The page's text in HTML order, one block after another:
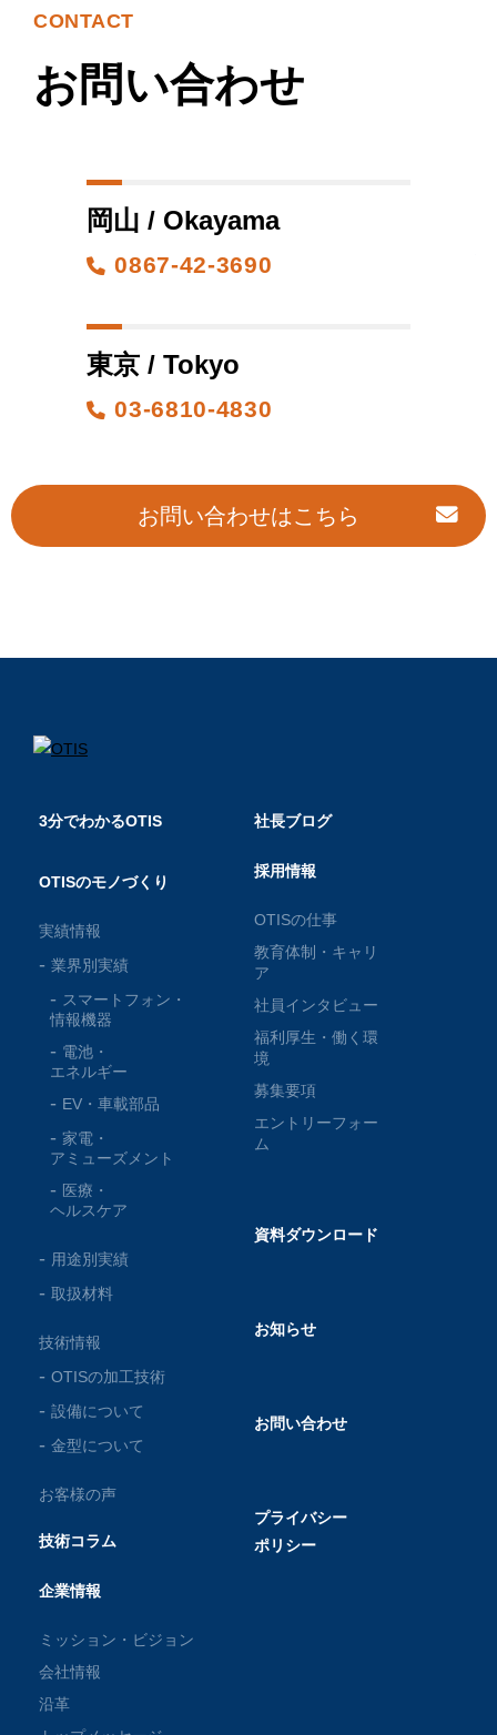
CONTACT
お問い合わせ
岡山 / Okayama
0867-42-3690
東京 / Tokyo
03-6810-4830
お問い合わせはこちら
3分でわかるOTIS
OTISのモノづくり
実績情報
業界別実績
スマートフォン・
情報機器
電池・
エネルギー
EV・車載部品
家電・
アミューズメント
医療・
ヘルスケア
用途別実績
取扱材料
技術情報
OTISの加工技術
設備について
金型について
お客様の声
技術コラム
企業情報
ミッション・ビジョン
会社情報
沿革
社長ブログ
採用情報
OTISの仕事
教育体制・キャリ
ア
社員インタビュー
福利厚生・働く環
境
募集要項
エントリーフォー
ム
資料ダウンロード
お知らせ
お問い合わせ
プライバシー
ポリシー